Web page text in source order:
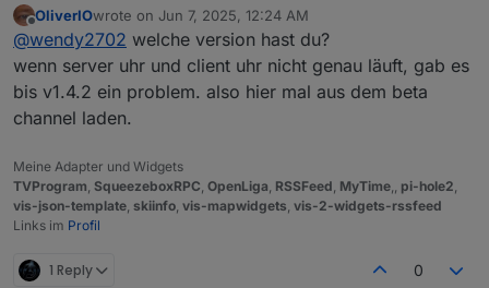
Wert nicht ändert und auch der Kreis nicht?
Offline
OliverIOwrote on Jun 7, 2025, 12:24 AM
last edited by
@wendy2702 welche version hast du?
wenn server uhr und client uhr nicht genau läuft, gab es
bis v1.4.2 ein problem. also hier mal aus dem beta
channel laden.
Meine Adapter und Widgets
TVProgram, SqueezeboxRPC, OpenLiga, RSSFeed, MyTime,, pi-hole2,
vis-json-template, skiinfo, vis-mapwidgets, vis-2-widgets-rssfeed
Links im Profil
1 Reply 0